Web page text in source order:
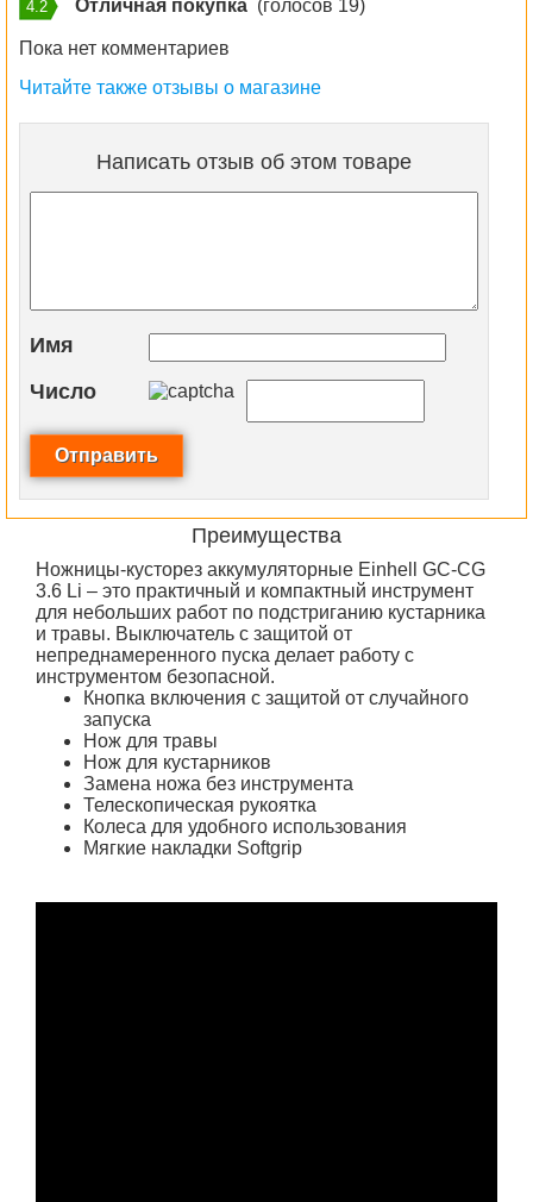
4.2 Отличная покупка (голосов 19)
Пока нет комментариев
Читайте также отзывы о магазине
Написать отзыв об этом товаре
Имя
Число
Преимущества
Ножницы-кусторез аккумуляторные Einhell GC-CG
3.6 Li – это практичный и компактный инструмент
для небольших работ по подстриганию кустарника
и травы. Выключатель с защитой от
непреднамеренного пуска делает работу с
инструментом безопасной.
Кнопка включения с защитой от случайного
запуска
Нож для травы
Нож для кустарников
Замена ножа без инструмента
Телескопическая рукоятка
Колеса для удобного использования
Мягкие накладки Softgrip